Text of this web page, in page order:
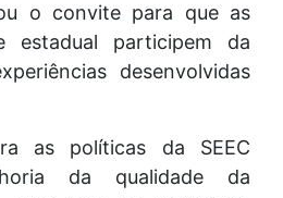
o convite para que as
estadual participem da
desenvolvidas
as políticas da SEEC
da qualidade da